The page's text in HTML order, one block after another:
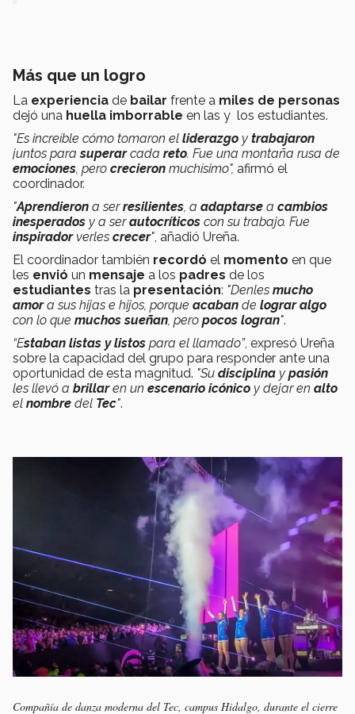
Más que un logro
La experiencia de bailar frente a miles de personas
dejó una huella imborrable en las y los estudiantes.
"Es increíble cómo tomaron el liderazgo y trabajaron
juntos parasuperarcada reto. Fue una montaña rusa de
emociones , pero crecieron muchísimo", afirmó el
coordinador.
"Aprendieron a serresilientes , a adaptarse a cambios
inesperados y a serautocríticos con su trabajo. Fue
inspirador verles crecer" , añadió Ureña.
El coordinador también recordó el momento en que
les envió un mensaje a los padres de los
estudiantes tras la presentación: "Denles mucho
amora sus hijas e hijos, porque acaban de lograr algo
con lo que muchos sueñan , pero pocos logran".
“Estaban listas y listos para el llamado”, expresó Ureña
sobre la capacidad del grupo para responder ante una
oportunidad de esta magnitud. "Su disciplina y pasión
les llevó a brillaren un escenario icónico y dejar en alto
el nombre del Tec".
Compañía de danza moderna del Tec, campus Hidalgo, durante el cierre